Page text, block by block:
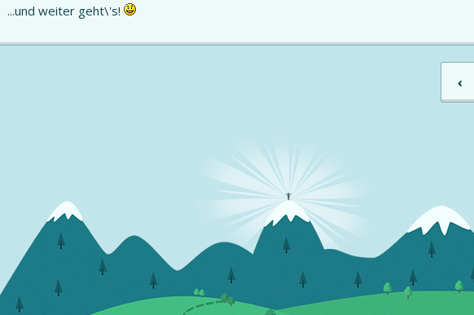
...und weiter geht\'s!
‹